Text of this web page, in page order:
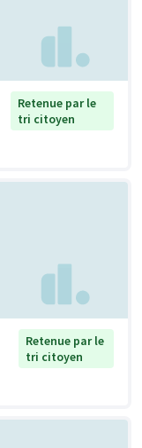
Retenue par le
tri citoyen
Retenue par le
tri citoyen